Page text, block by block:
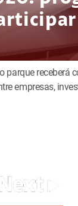
parque receberá
empresas,